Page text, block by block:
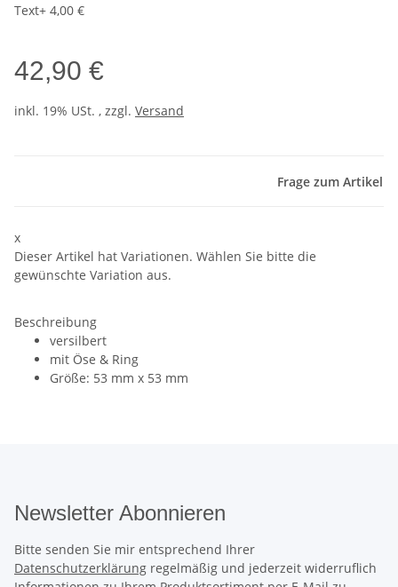
Text+ 4,00 €
42,90 €
inkl. 19% USt. , zzgl. Versand
Frage zum Artikel
x
Dieser Artikel hat Variationen. Wählen Sie bitte die
gewünschte Variation aus.
Beschreibung
versilbert
mit Öse & Ring
Größe: 53 mm x 53 mm
Newsletter Abonnieren
Bitte senden Sie mir entsprechend Ihrer
Datenschutzerklärung regelmäßig und jederzeit widerruflich